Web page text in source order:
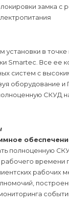
замка с
установки в
Smartec. Все ее
систем с
оборудование и
СКУД
полноценную
времени
рабочих